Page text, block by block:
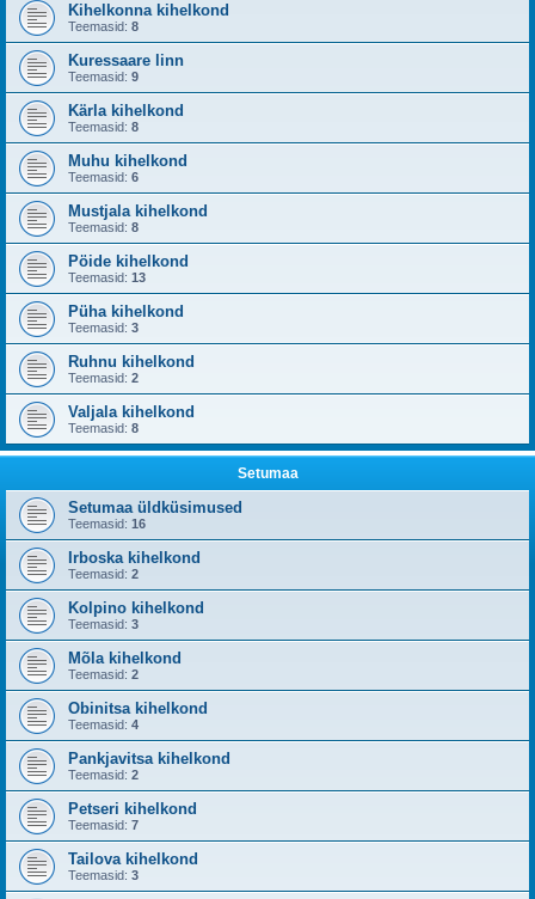
Kihelkonna kihelkond
Teemasid: 8
Kuressaare linn
Teemasid: 9
Kärla kihelkond
Teemasid: 8
Muhu kihelkond
Teemasid: 6
Mustjala kihelkond
Teemasid: 8
Pöide kihelkond
Teemasid: 13
Püha kihelkond
Teemasid: 3
Ruhnu kihelkond
Teemasid: 2
Valjala kihelkond
Teemasid: 8
Setumaa
Setumaa üldküsimused
Teemasid: 16
Irboska kihelkond
Teemasid: 2
Kolpino kihelkond
Teemasid: 3
Mõla kihelkond
Teemasid: 2
Obinitsa kihelkond
Teemasid: 4
Pankjavitsa kihelkond
Teemasid: 2
Petseri kihelkond
Teemasid: 7
Tailova kihelkond
Teemasid: 3